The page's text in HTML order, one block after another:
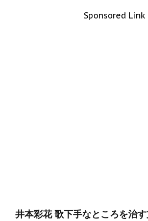
Sponsored Link
井本彩花 歌下手なところを治